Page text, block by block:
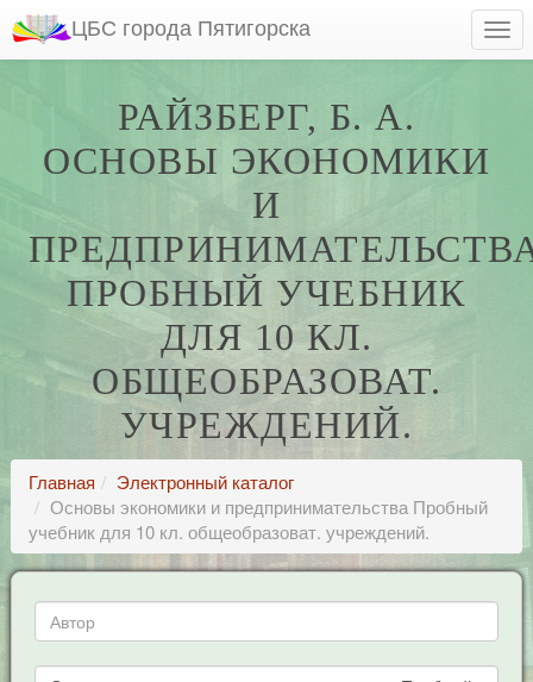
ЦБС города Пятигорска
РАЙЗБЕРГ, Б. А.
ОСНОВЫ ЭКОНОМИКИ
И
ПРОБНЫЙ УЧЕБНИК
ДЛЯ 10 КЛ.
ОБЩЕОБРАЗОВАТ.
УЧРЕЖДЕНИЙ.
Главная
Электронный каталог
Основы экономики и предпринимательства Пробный
учебник для 10 кл. общеобразоват. учреждений.